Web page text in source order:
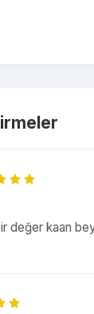
değer kaan